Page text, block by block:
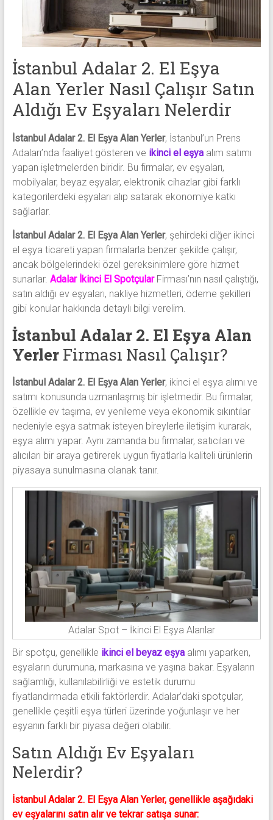
kombi
ve
mobilya
alımı
gibi
komple
eşya
alımı
yapıyor.
İstanbul Adalar 2. El Eşya
Alan Yerler Nasıl Çalışır Satın
Aldığı Ev Eşyaları Nelerdir
İstanbul Adalar 2. El Eşya Alan Yerler, İstanbul’un Prens
Adaları’nda faaliyet gösteren ve ikinci el eşyaalım satımı
yapan işletmelerden biridir. Bu firmalar, ev eşyaları,
mobilyalar, beyaz eşyalar, elektronik cihazlar gibi farklı
kategorilerdeki eşyaları alıp satarak ekonomiye katkı
sağlarlar.
İstanbul Adalar 2. El Eşya Alan Yerler, şehirdeki diğer ikinci
el eşya ticareti yapan firmalarla benzer şekilde çalışır,
ancak bölgelerindeki özel gereksinimlere göre hizmet
sunarlar. Adalar İkinci El SpotçularFirması’nın nasıl çalıştığı,
satın aldığı ev eşyaları, nakliye hizmetleri, ödeme şekilleri
gibi konular hakkında detaylı bilgi verelim.
İstanbul Adalar 2. El Eşya Alan
YerlerFirması Nasıl Çalışır?
İstanbul Adalar 2. El Eşya Alan Yerler, ikinci el eşya alımı ve
satımı konusunda uzmanlaşmış bir işletmedir. Bu firmalar,
özellikle ev taşıma, ev yenileme veya ekonomik sıkıntılar
nedeniyle eşya satmak isteyen bireylerle iletişim kurarak,
eşya alımı yapar. Aynı zamanda bu firmalar, satıcıları ve
alıcıları bir araya getirerek uygun fiyatlarla kaliteli ürünlerin
piyasaya sunulmasına olanak tanır.
Adalar Spot – İkinci El Eşya Alanlar
Bir spotçu, genellikle ikinci el beyaz eşyaalımı yaparken,
eşyaların durumuna, markasına ve yaşına bakar. Eşyaların
sağlamlığı, kullanılabilirliği ve estetik durumu
fiyatlandırmada etkili faktörlerdir. Adalar’daki spotçular,
genellikle çeşitli eşya türleri üzerinde yoğunlaşır ve her
eşyanın farklı bir piyasa değeri olabilir.
Satın Aldığı Ev Eşyaları
Nelerdir?
İstanbul Adalar 2. El Eşya Alan Yerler, genellikle aşağıdaki
ev eşyalarını satın alır ve tekrar satışa sunar: